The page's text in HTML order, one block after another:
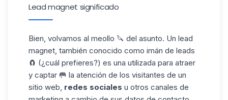
Lead magnet significado
Bien, volvamos al meollo 🔪 del asunto. Un lead
magnet, también conocido como imán de leads
🧲 (¿cuál prefieres?) es una utilizada para atraer
y captar 🥅 la atención de los visitantes de un
sitio web, redes sociales u otros canales de